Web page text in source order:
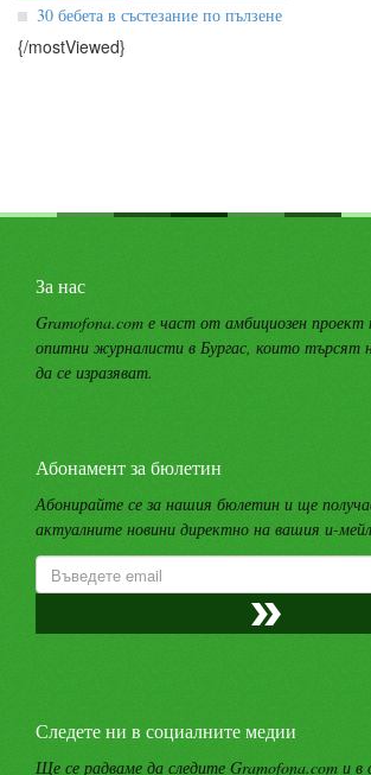
30 бебета в състезание по пълзене
{/mostViewed}
За нас
Gramofona.com е част от амбициозен проект
опитни журналисти в Бургас, които търсят
да се изразяват.
Абонамент за бюлетин
Абонирайте се за нашия бюлетин и ще
актуалните новини директно на вашия и-
Следете ни в социалните медии
Ще се радваме да следите Gramofona.com и в